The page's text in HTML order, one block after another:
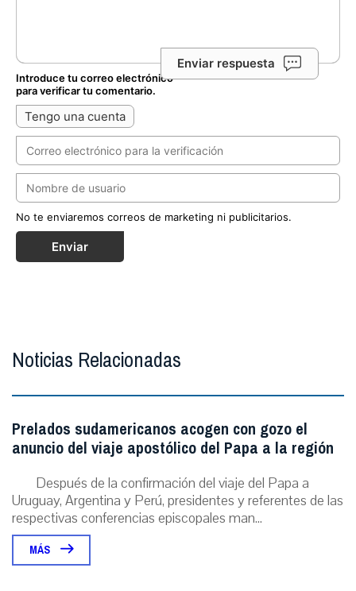
Enviar respuesta
Introduce tu correo electrónico
para verificar tu comentario.
Tengo una cuenta
No te enviaremos correos de marketing ni publicitarios.
Enviar
Noticias Relacionadas
Prelados sudamericanos acogen con gozo el
anuncio del viaje apostólico del Papa a la región
Después de la confirmación del viaje del Papa a
Uruguay, Argentina y Perú, presidentes y referentes de las
respectivas conferencias episcopales man...
MÁS